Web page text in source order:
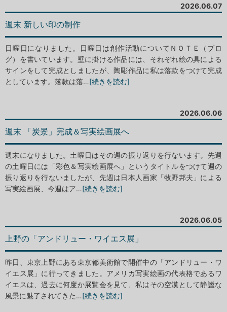
2026.06.07
週末 新しい印の制作
日曜日になりました。日曜日は創作活動についてＮＯＴＥ（ブロ
グ）を書いています。壁に掛ける作品には、それぞれ絵の具による
サインをして完成としましたが、陶彫作品に私は落款をつけて完成
としています。落款は落…[続きを読む]
2026.06.06
週末 「炭景」完成＆写実絵画展へ
週末になりました。土曜日はその週の振り返りを行ないます。先週
の土曜日には「彩色＆写実絵画展へ」というタイトルをつけて週の
振り返りを行ないましたが、先週は日本人画家「牧野邦夫」による
写実絵画展、今週はア…[続きを読む]
2026.06.05
上野の「アンドリュー・ワイエス展」
昨日、東京上野にある東京都美術館で開催中の「アンドリュー・ワ
イエス展」に行ってきました。アメリカ写実絵画の代表格であるワ
イエスは、過去に何度か展覧会を見て、私はその空漠として静謐な
風景に魅了されてきた…[続きを読む]